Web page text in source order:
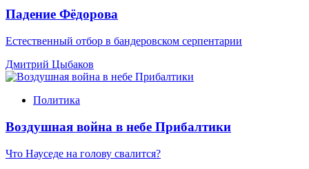
Падение Фёдорова
Естественный отбор в бандеровском серпентарии
Дмитрий Цыбаков
Политика
Воздушная война в небе Прибалтики
Что Науседе на голову свалится?